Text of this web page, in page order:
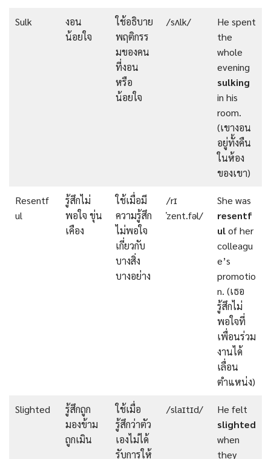
Sulk
งอน
น้อยใจ
ใช้อธิบาย
พฤติกรร
มของคน
ที่งอน
หรือ
น้อยใจ
/sʌlk/
He spent
the
whole
evening
sulking
in his
room.
(เขางอน
อยู่ทั้งคืน
ในห้อง
ของเขา)
Resentf
ul
รู้สึกไม่
พอใจ ขุ่น
เคือง
ใช้เมื่อมี
ความรู้สึก
ไม่พอใจ
เกี่ยวกับ
บางสิ่ง
บางอย่าง
/rɪ
ˈzent.fəl/
She was
resentf
ulof her
colleagu
e’s
promotio
n. (เธอ
รู้สึกไม่
พอใจที่
เพื่อนร่วม
งานได้
เลื่อน
ตำแหน่ง)
Slighted
รู้สึกถูก
มองข้าม
ถูกเมิน
ใช้เมื่อ
รู้สึกว่าตัว
เองไม่ได้
รับการให้
/slaɪtɪd/
He felt
slighted
when
they